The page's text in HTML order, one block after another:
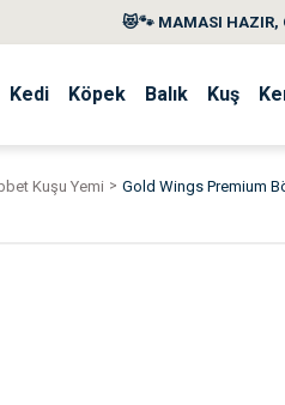
😻🐾 MAMASI HAZIR,
Kedi Köpek Balık Kuş
Kuşu Yemi Gold Wings Premium